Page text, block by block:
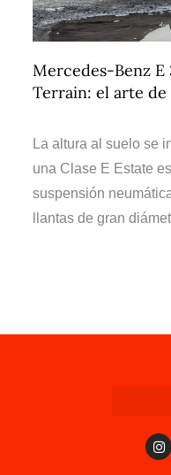
Mercedes-Benz
Terrain: el arte
La altura al suelo se
una Clase E Estate
suspensión
llantas de gran